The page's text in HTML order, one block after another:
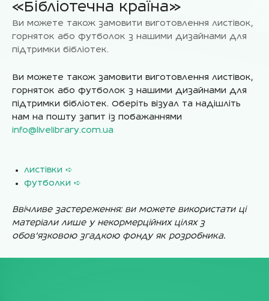
«Бібліотечна країна»
Ви можете також замовити виготовлення листівок,
горняток або футболок з нашими дизайнами для
підтримки бібліотек.
Ви можете також замовити виготовлення листівок,
горняток або футболок з нашими дизайнами для
підтримки бібліотек. Оберіть візуал та надішліть
нам на пошту запит із побажаннями
info@livelibrary.com.ua
листівки ➪
футболки ➪
Ввічливе застереження: ви можете використати ці
матеріали лише у некормерційних цілях з
обов’язковою згадкою фонду як розробника.